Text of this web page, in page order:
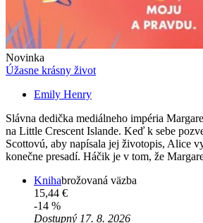
Novinka
Úžasne krásny život
Emily Henry
Slávna dedička mediálneho impéria
na Little Crescent Islande. Keď k sebe
Scottovú, aby napísala jej životopis, Alice
konečne presadí. Háčik je v tom, že
Knihabrožovaná väzba
15,44 €
-14 %
Dostupný 17. 8. 2026